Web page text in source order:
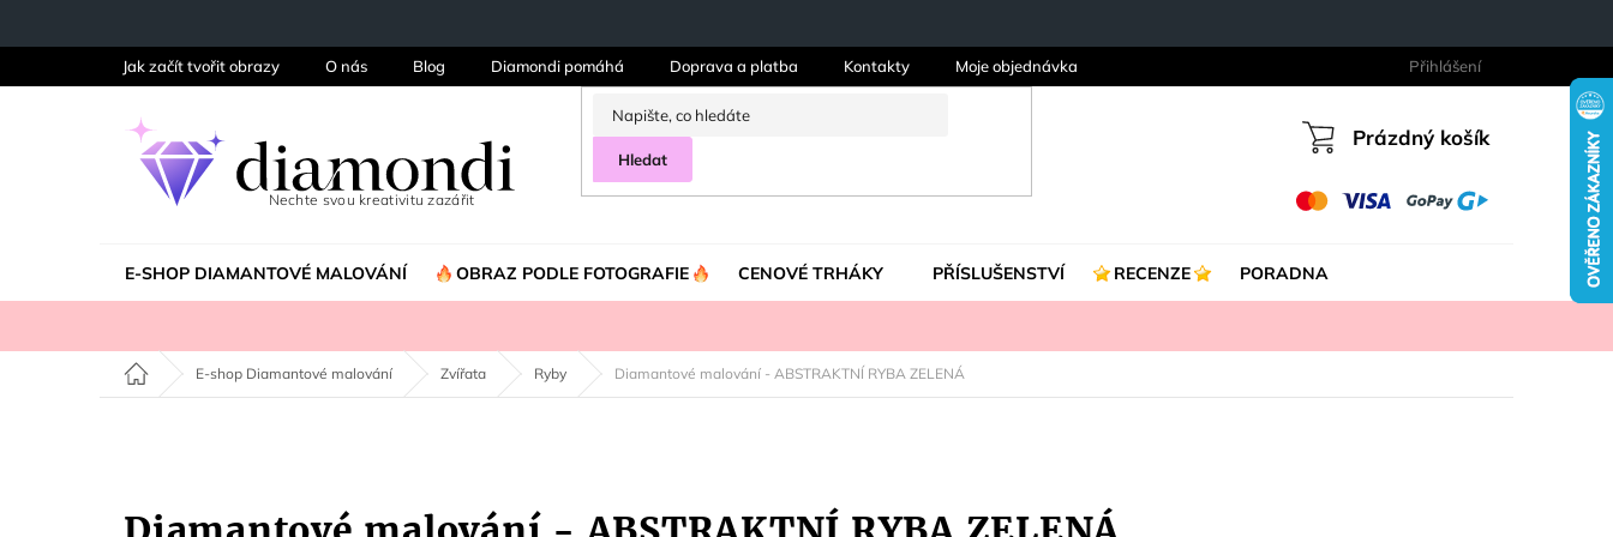
Jak začít tvořit obrazy O nás Blog Diamondi pomáhá Doprava a platba Kontakty Moje objednávka Přihlášení
Hledat
Nákupní
Prázdný košík
E-SHOP DIAMANTOVÉ MALOVÁNÍ OBRAZ PODLE FOTOGRAFIE CENOVÉ TRHÁKY PŘÍSLUŠENSTVÍ RECENZE PORADNA
Domů E-shop Diamantové malování Zvířata Ryby Diamantové malování - ABSTRAKTNÍ RYBA ZELENÁ